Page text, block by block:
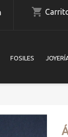
shopping_cart
FOSILES